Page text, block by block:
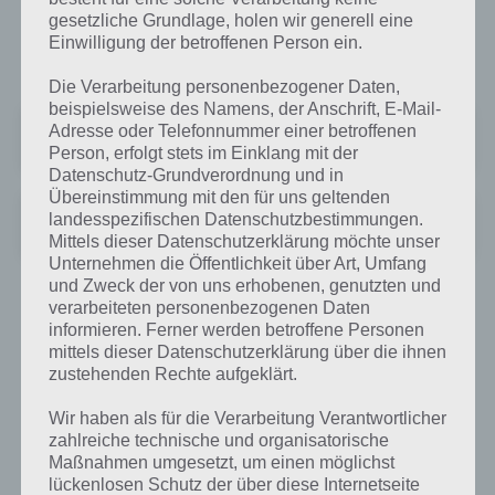
derzeit nur über eine WLAN/Wifi-Verbindung genutzt werden. In
einigen Ländern ist auch der Live Stream über Mobilfunk nicht
möglich. In Deutschland scheint das aber zu gehen.
Zattoo - TV Streaming App
Preis:Kostenlos
Zattoo | TV Streaming App
Preis:Kostenlos
ARD und ZDF im Live Stream
Vor allem Sport Fans nutzen gerne die ARD und ZDF Live Stream
Funktion, um Fußball auch auf dem PC, dem Smartphone oder
Tablet zu verfolgen. Beide bieten auch eine App an, mit welcher man
das TV Programm live verfolgen kann. Nachfolgend findest du die
entsprechenden Links, wo wir erklärt haben, wie vorzugehen ist:
gesetzliche Grundlage, holen wir generell eine
Einwilligung der betroffenen Person ein.
Die Verarbeitung personenbezogener Daten,
beispielsweise des Namens, der Anschrift, E-Mail-
Adresse oder Telefonnummer einer betroffenen
Person, erfolgt stets im Einklang mit der
Datenschutz-Grundverordnung und in
Übereinstimmung mit den für uns geltenden
landesspezifischen Datenschutzbestimmungen.
Mittels dieser Datenschutzerklärung möchte unser
Unternehmen die Öffentlichkeit über Art, Umfang
und Zweck der von uns erhobenen, genutzten und
verarbeiteten personenbezogenen Daten
informieren. Ferner werden betroffene Personen
mittels dieser Datenschutzerklärung über die ihnen
zustehenden Rechte aufgeklärt.
Wir haben als für die Verarbeitung Verantwortlicher
zahlreiche technische und organisatorische
Maßnahmen umgesetzt, um einen möglichst
lückenlosen Schutz der über diese Internetseite